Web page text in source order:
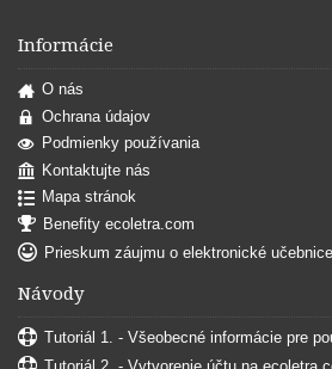
Informácie
O nás
Ochrana údajov
Podmienky používania
Kontaktujte nás
Mapa stránok
Benefity ecoletra.com
Prieskum záujmu o elektronické
Návody
Tutoriál 1. - Všeobecné informácie pre